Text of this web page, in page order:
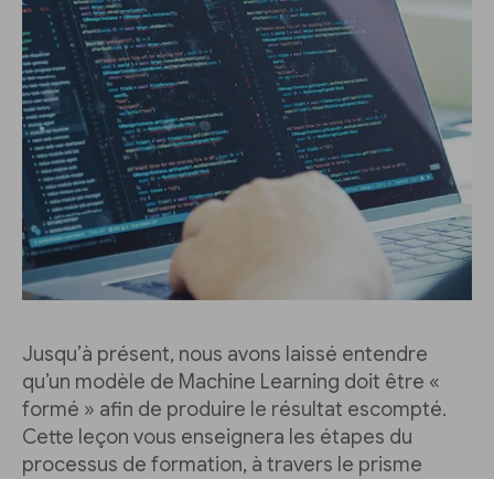
Jusqu’à présent, nous avons laissé entendre
qu’un modèle de Machine Learning doit être «
formé » afin de produire le résultat escompté.
Cette leçon vous enseignera les étapes du
processus de formation, à travers le prisme